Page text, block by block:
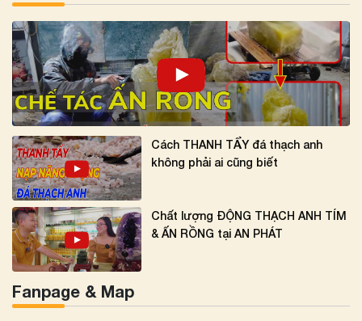
Cách THANH TẨY đá thạch anh
không phải ai cũng biết
Chất lượng ĐỘNG THẠCH ANH TÍM
& ẤN RỒNG tại AN PHÁT
Fanpage & Map